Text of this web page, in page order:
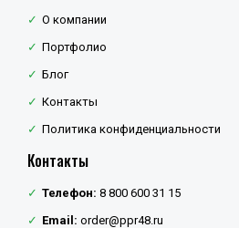
О компании
Портфолио
Блог
Контакты
Политика конфиденциальности
Контакты
Телефон: 8 800 600 31 15
Email: order@ppr48.ru